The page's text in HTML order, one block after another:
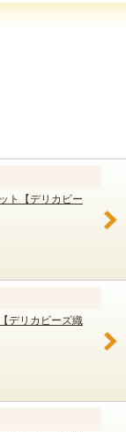
ト【デリカビー
デリカビーズ織